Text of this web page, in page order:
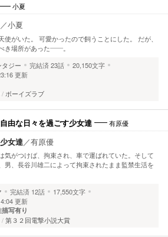
小夏
／小夏
使がいた。 可愛かったので飼うことにした。 だが、
き場所があった――。
ジー 完結済23話
20,150文字
更新
ボーイズラブ
由な日々を過ごす少女達 有原優
女達／有原優
気がつけば、拘束され、車で運ばれていた。そして
男、長谷川雄二によって拘束されたまま監禁生活を
完結済 12話
17,550文字
更新
写有り
第３２回電撃小説大賞